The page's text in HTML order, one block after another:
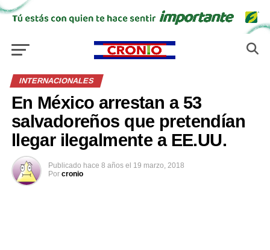
INTERNACIONALES
En México arrestan a 53
salvadoreños que pretendían
llegar ilegalmente a EE.UU.
Publicado hace 8 años el 19 marzo, 2018
Por cronio